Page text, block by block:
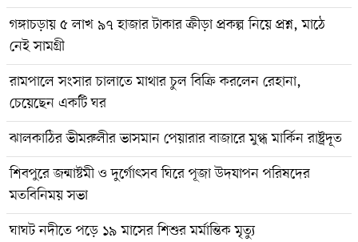
গঙ্গাচড়ায় ৫ লাখ ৯৭ হাজার টাকার ক্রীড়া প্রকল্প নিয়ে প্রশ্ন, মাঠে
নেই সামগ্রী
রামপালে সংসার চালাতে মাথার চুল বিক্রি করলেন রেহানা,
চেয়েছেন একটি ঘর
ঝালকাঠির ভীমরুলীর ভাসমান পেয়ারার বাজারে মুগ্ধ মার্কিন রাষ্ট্রদূত
শিবপুরে জন্মাষ্টমী ও দুর্গোৎসব ঘিরে পূজা উদযাপন পরিষদের
মতবিনিময় সভা
ঘাঘট নদীতে পড়ে ১৯ মাসের শিশুর মর্মান্তিক মৃত্যু